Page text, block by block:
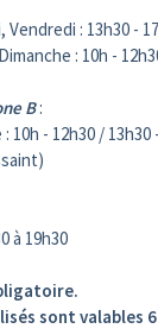
: 13h30 -
: 10h -
B:
10h - 12h30 / 13h30
à 19h30
sont valables